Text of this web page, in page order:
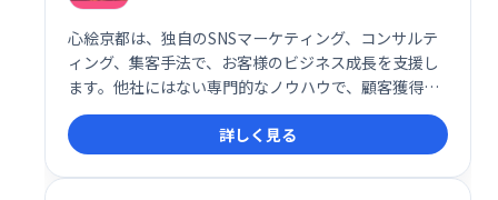
心絵京都は、独自のSNSマーケティング、コンサルテ
ィング、集客手法で、お客様のビジネス成長を支援し
ます。他社にはない専門的なノウハウで、顧客獲得・
ファン拡大を実現し、ビジネスの最大化を目指しま
す。SNS活用でお悩みの企業様は、ぜひ心絵京都にご
相談ください。
詳しく見る